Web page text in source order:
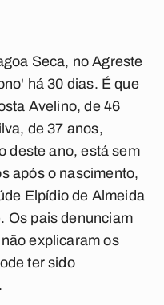
Seca, no Agreste
há 30 dias. É que
Avelino, de 46
de 37 anos,
deste ano, está sem
após o nascimento,
Elpídio de Almeida
Os pais denunciam
explicaram os
ter sido